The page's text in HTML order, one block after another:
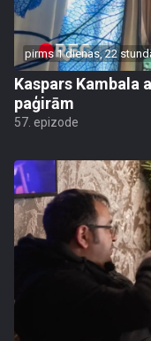
pirms 1 dienas, 22
Kaspars Kambala
paģirām
57. epizode